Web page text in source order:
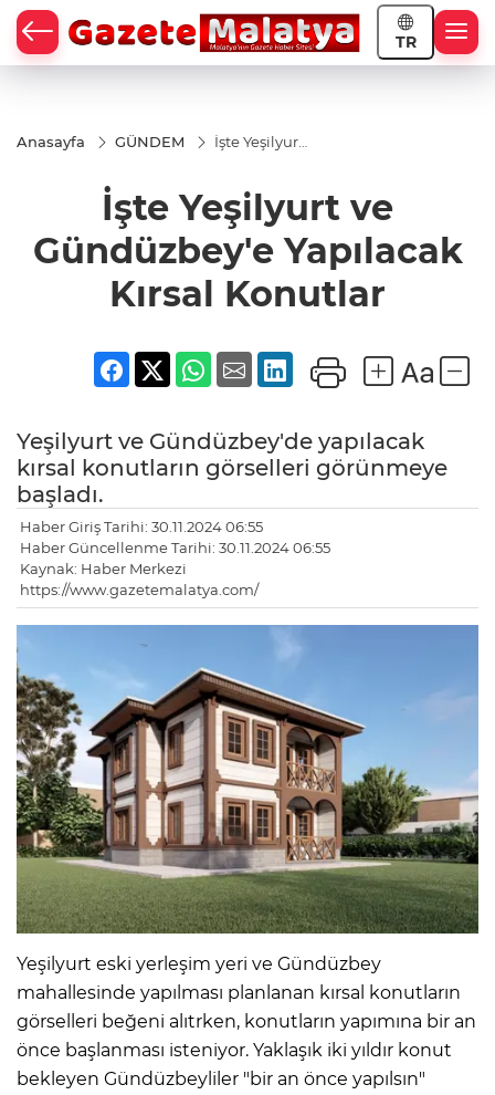
TR
Anasayfa GÜNDEM
İşte Yeşilyurt
Yapılacak
Kırsal
Konutlar
İşte Yeşilyurt ve
Gündüzbey'e Yapılacak
Kırsal Konutlar
Yeşilyurt ve Gündüzbey'de yapılacak
kırsal konutların görselleri görünmeye
başladı.
Haber Giriş Tarihi: 30.11.2024 06:55
Haber Güncellenme Tarihi: 30.11.2024 06:55
Kaynak: Haber Merkezi
https://www.gazetemalatya.com/
Yeşilyurt eski yerleşim yeri ve Gündüzbey
mahallesinde yapılması planlanan kırsal konutların
görselleri beğeni alıtrken, konutların yapımına bir an
önce başlanması isteniyor. Yaklaşık iki yıldır konut
bekleyen Gündüzbeyliler "bir an önce yapılsın"